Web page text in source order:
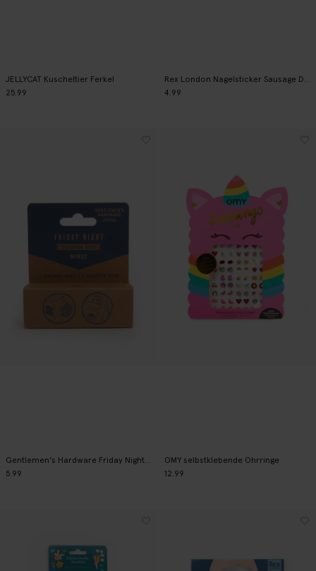
JELLYCAT Kuscheltier Ferkel
25.99
Rex London Nagelsticker Sausage Dog
4.99
Gentlemen's Hardware Friday Night Dice
5.99
OMY selbstklebende Ohrringe
12.99